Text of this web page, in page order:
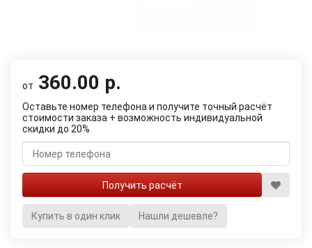
от 360.00 р.
Оставьте номер телефона и получите точный расчёт
стоимости заказа + возможность индивидуальной
скидки до 20%
Купить в один клик Нашли дешевле?